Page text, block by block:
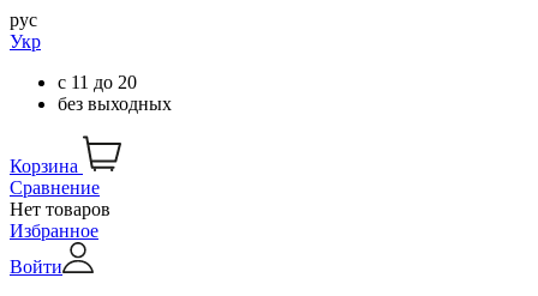
рус
Укр
с 11 до 20
без выходных
Корзина
Сравнение
Нет товаров
Избранное
Войти